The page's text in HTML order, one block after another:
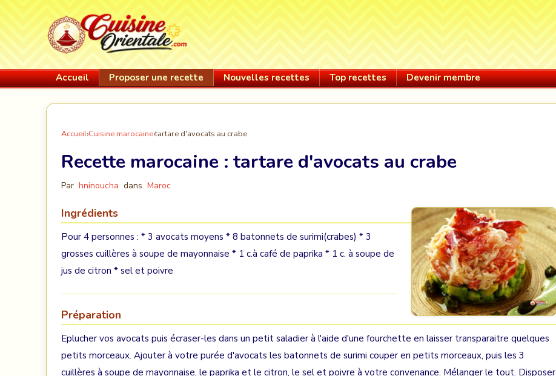
Accueil Proposer une recette Nouvelles recettes Top recettes Devenir membre
Accueil›Cuisine marocaine›tartare d'avocats au crabe
Recette marocaine : tartare d'avocats au crabe
Par hninoucha dans Maroc
Ingrédients
Pour 4 personnes : * 3 avocats moyens * 8 batonnets de surimi(crabes) * 3
grosses cuillères à soupe de mayonnaise * 1 c.à café de paprika * 1 c. à soupe de
jus de citron * sel et poivre
Préparation
Eplucher vos avocats puis écraser-les dans un petit saladier à l'aide d'une fourchette en laisser transparaitre quelques
petits morceaux. Ajouter à votre purée d'avocats les batonnets de surimi couper en petits morceaux, puis les 3
cuillères à soupe de mayonnaise, le paprika et le citron, le sel et poivre à votre convenance. Mélanger le tout. Disposer